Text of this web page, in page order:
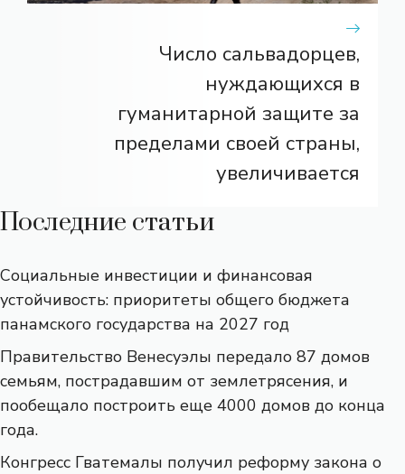
Число сальвадорцев,
нуждающихся в
гуманитарной защите за
пределами своей страны,
увеличивается
Последние статьи
Социальные инвестиции и финансовая
устойчивость: приоритеты общего бюджета
панамского государства на 2027 год
Правительство Венесуэлы передало 87 домов
семьям, пострадавшим от землетрясения, и
пообещало построить еще 4000 домов до конца
года.
Конгресс Гватемалы получил реформу закона о